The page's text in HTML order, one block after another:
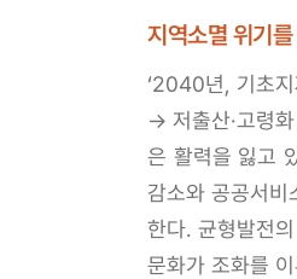
지역소멸 위기
‘2040년, 기초지
→ 저출산·고령
은 활력을 잃고
감소와 공공서
한다. 균형발전
문화가 조화를